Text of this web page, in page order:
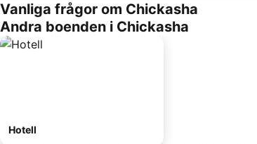
Vanliga frågor om Chickasha
Andra boenden i Chickasha
Hotell